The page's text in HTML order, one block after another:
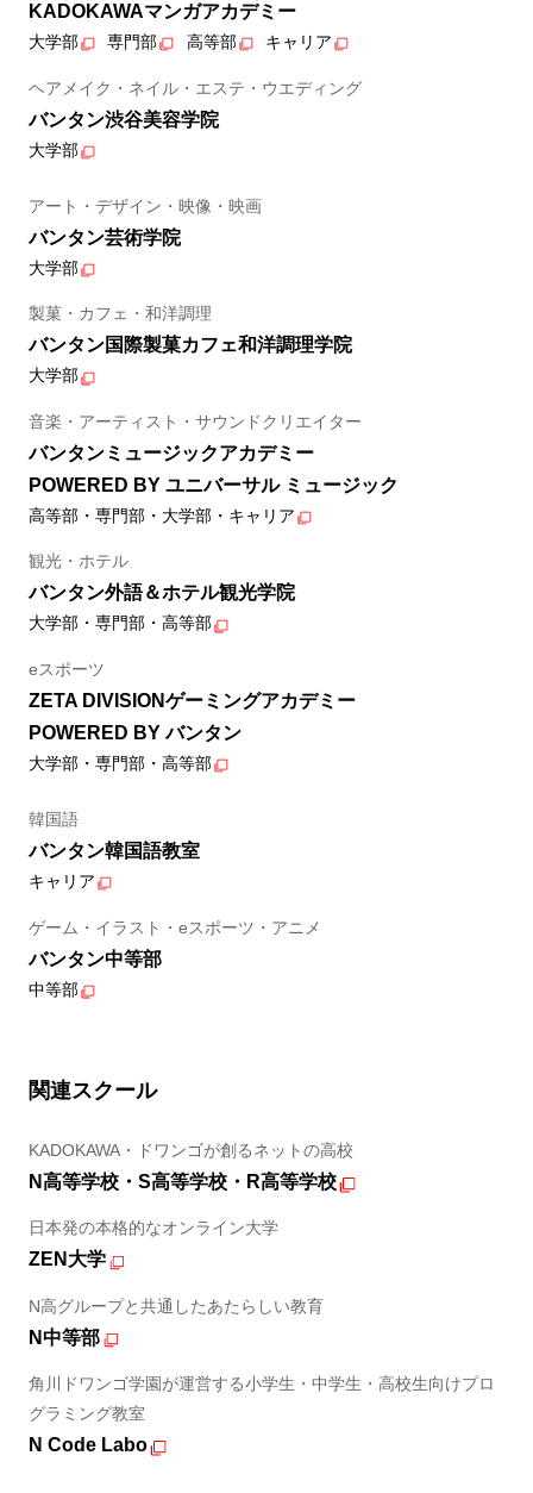
KADOKAWAマンガアカデミー
大学部 専門部 高等部 キャリア
ヘアメイク・ネイル・エステ・ウエディング
バンタン渋谷美容学院
大学部
アート・デザイン・映像・映画
バンタン芸術学院
大学部
製菓・カフェ・和洋調理
バンタン国際製菓カフェ和洋調理学院
大学部
音楽・アーティスト・サウンドクリエイター
バンタンミュージックアカデミー
POWERED BY ユニバーサル ミュージック
高等部・専門部・大学部・キャリア
観光・ホテル
バンタン外語＆ホテル観光学院
大学部・専門部・高等部
eスポーツ
ZETA DIVISIONゲーミングアカデミー
POWERED BY バンタン
大学部・専門部・高等部
韓国語
バンタン韓国語教室
キャリア
ゲーム・イラスト・eスポーツ・アニメ
バンタン中等部
中等部
関連スクール
KADOKAWA・ドワンゴが創るネットの高校
N高等学校・S高等学校・R高等学校
日本発の本格的なオンライン大学
ZEN大学
N高グループと共通したあたらしい教育
N中等部
角川ドワンゴ学園が運営する小学生・中学生・高校生向けプロ
グラミング教室
N Code Labo